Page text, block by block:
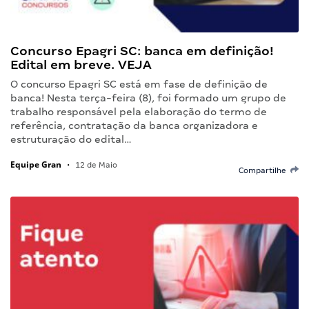
Concurso Epagri SC: banca em definição!
Edital em breve. VEJA
O concurso Epagri SC está em fase de definição de
banca! Nesta terça-feira (8), foi formado um grupo de
trabalho responsável pela elaboração do termo de
referência, contratação da banca organizadora e
estruturação do edital…
Equipe Gran • 12 de Maio
Compartilhe